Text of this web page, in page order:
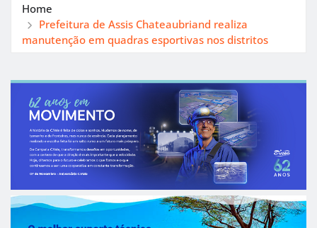
Home
Prefeitura de Assis Chateaubriand realiza
manutenção em quadras esportivas nos distritos